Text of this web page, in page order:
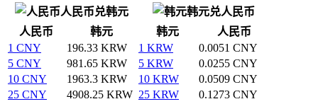
人民币兑韩元
韩元兑人民币
人民币
韩元 韩元
人民币
1 CNY
196.33 KRW 1 KRW
0.0051 CNY
5 CNY
981.65 KRW 5 KRW
0.0255 CNY
10 CNY
1963.3 KRW 10 KRW
0.0509 CNY
25 CNY
4908.25 KRW 25 KRW
0.1273 CNY